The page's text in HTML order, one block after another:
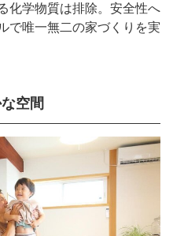
化学物質は排除。安全性へ
で唯一無二の家づくりを実
空間